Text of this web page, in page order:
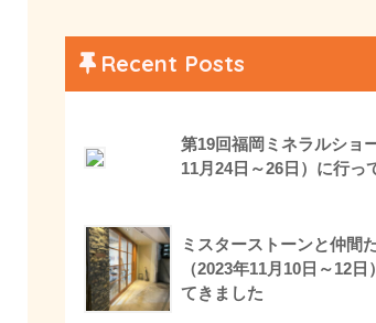
Recent Posts
第19回福岡ミネラルショ
11月24日～26日）に行っ
ミスターストーンと仲間
（2023年11月10日～12日
てきました